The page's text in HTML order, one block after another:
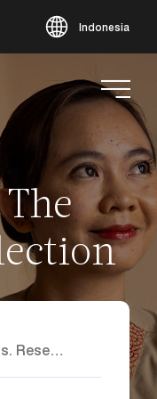
Indonesia